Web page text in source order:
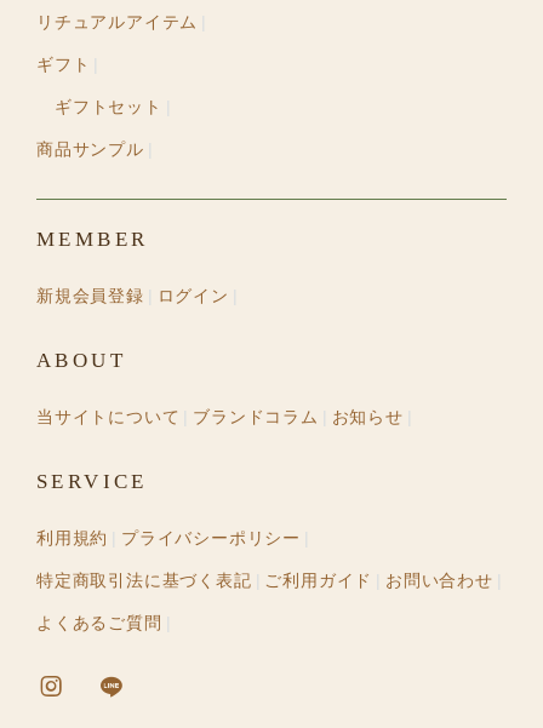
リチュアルアイテム
ギフト
ギフトセット
商品サンプル
MEMBER
新規会員登録 ログイン
ABOUT
当サイトについて ブランドコラム お知らせ
SERVICE
利用規約 プライバシーポリシー
特定商取引法に基づく表記 ご利用ガイド お問い合わせ
よくあるご質問